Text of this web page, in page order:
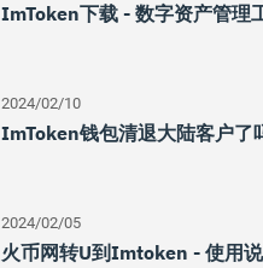
ImToken下载 - 数字资产管理
2024/02/10
ImToken钱包清退大陆客户了
2024/02/05
火币网转u到imtoken - 使用